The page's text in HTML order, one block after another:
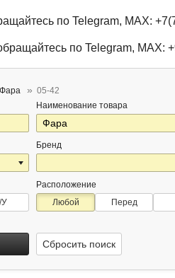
по Telegram, MAX:
по Telegram, MAX:
Фара
05-42
Наименование товара
Бренд
У
Расположение
Любой
Перед
Сбросить поиск